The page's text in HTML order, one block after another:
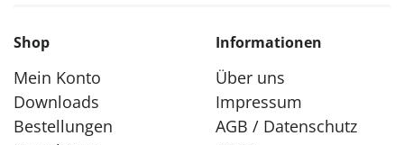
Shop
Mein Konto
Downloads
Bestellungen
Informationen
Über uns
Impressum
AGB / Datenschutz